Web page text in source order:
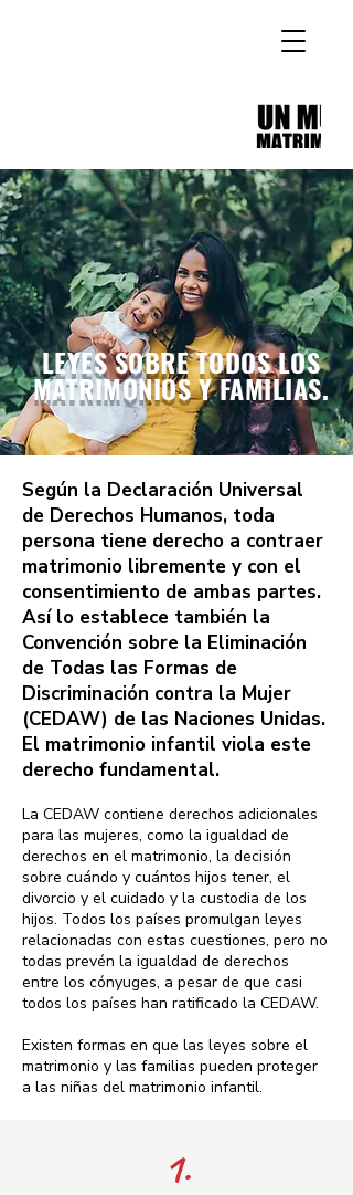
LEYES SOBRE TODOS LOS
MATRIMONIOS Y FAMILIAS.
Según la Declaración Universal
de Derechos Humanos, toda
persona tiene derecho a contraer
matrimonio libremente y con el
consentimiento de ambas partes.
Así lo establece también la
Convención sobre la Eliminación
de Todas las Formas de
Discriminación contra la Mujer
(CEDAW) de las Naciones Unidas.
El matrimonio infantil viola este
derecho fundamental.
La CEDAW contiene derechos adicionales
para las mujeres, como la igualdad de
derechos en el matrimonio, la decisión
sobre cuándo y cuántos hijos tener, el
divorcio y el cuidado y la custodia de los
hijos. Todos los países promulgan leyes
relacionadas con estas cuestiones, pero no
todas prevén la igualdad de derechos
entre los cónyuges, a pesar de que casi
todos los países han ratificado la CEDAW.
Existen formas en que las leyes sobre el
matrimonio y las familias pueden proteger
a las niñas del matrimonio infantil.
1.